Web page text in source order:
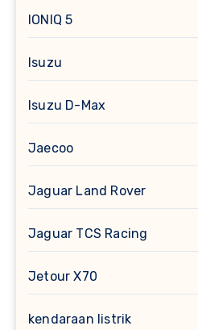
IONIQ 5
Isuzu
Isuzu D-Max
Jaecoo
Jaguar Land Rover
Jaguar TCS Racing
Jetour X70
kendaraan listrik